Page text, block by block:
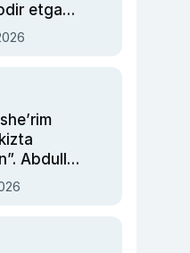
etgan
o‘qildi
Abdulla